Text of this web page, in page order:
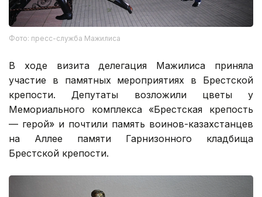
Фото: пресс-служба Мажилиса
В ходе визита делегация Мажилиса приняла
участие в памятных мероприятиях в Брестской
крепости. Депутаты возложили цветы у
Мемориального комплекса «Брестская крепость
— герой» и почтили память воинов-казахстанцев
на Аллее памяти Гарнизонного кладбища
Брестской крепости.